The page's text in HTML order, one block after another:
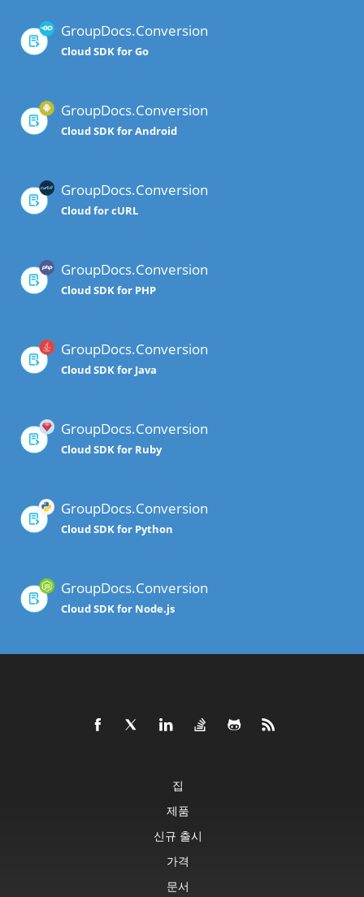
GroupDocs.Conversion
Cloud SDK for Go
GroupDocs.Conversion
Cloud SDK for Android
GroupDocs.Conversion
Cloud for cURL
GroupDocs.Conversion
Cloud SDK for PHP
GroupDocs.Conversion
Cloud SDK for Java
GroupDocs.Conversion
Cloud SDK for Ruby
GroupDocs.Conversion
Cloud SDK for Python
GroupDocs.Conversion
Cloud SDK for Node.js
집
제품
신규 출시
가격
문서